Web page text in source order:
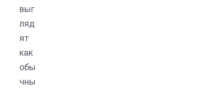
выг
ляд
ят
как
обы
чны